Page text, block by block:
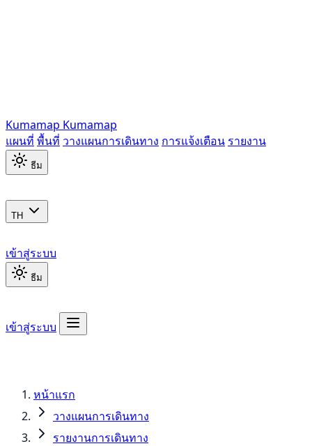
Kumamap Kumamap
แผนที่ พื้นที่ วางแผนการเดินทาง การแจ้งเตือน รายงาน
ธีม
TH
เข้าสู่ระบบ
ธีม
เข้าสู่ระบบ
หน้าแรก
วางแผนการเดินทาง
รายงานการเดินทาง